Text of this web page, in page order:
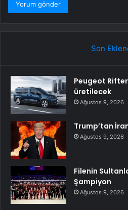
Son
Peugeot
üretilecek
Ağustos 9, 2026
Trump’tan
Ağustos 9, 2026
Filenin
Şampiyon
Ağustos 9, 2026